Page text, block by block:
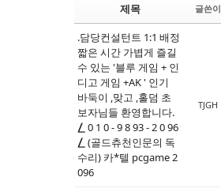
제목 글쓴이
.담당컨설턴트 1:1 배정
짧은 시간 가볍게 즐길
수 있는 '블루 게임 + 인
디고 게임 +AK ' 인기
바둑이 ,맞고 ,홀덤 초
보자님들 환영합니다.
⎳ 0 1 0 - 9 8 93 - 2 0 96
⎳ (골드츄천인문의 독
수리) 카*텔 pcgame 2
096
TJGH